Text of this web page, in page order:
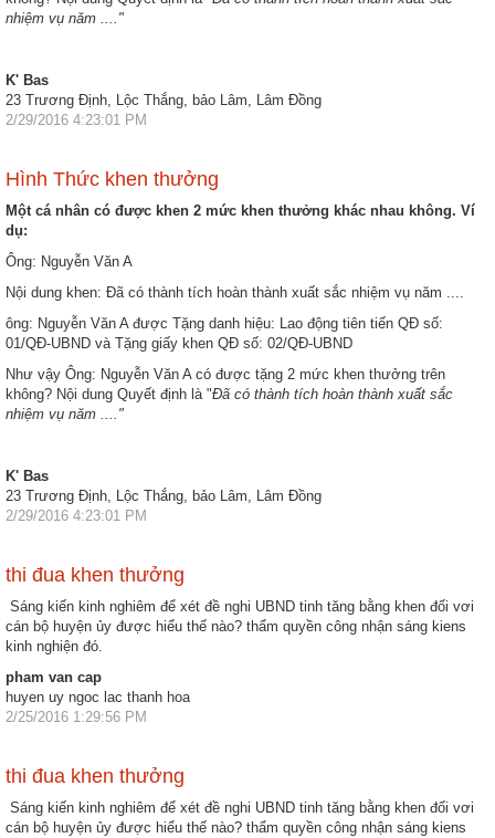
nhiệm vụ năm ...."
K' Bas
23 Trương Định, Lộc Thắng, bảo Lâm, Lâm Đồng
2/29/2016 4:23:01 PM
Hình Thức khen thưởng
Một cá nhân có được khen 2 mức khen thưởng khác nhau không. Ví
dụ:
Ông: Nguyễn Văn A
Nội dung khen: Đã có thành tích hoàn thành xuất sắc nhiệm vụ năm ....
ông: Nguyễn Văn A được Tặng danh hiệu: Lao động tiên tiến QĐ số:
01/QĐ-UBND và Tặng giấy khen QĐ số: 02/QĐ-UBND
Như vậy Ông: Nguyễn Văn A có được tặng 2 mức khen thưởng trên
không? Nội dung Quyết định là "Đã có thành tích hoàn thành xuất sắc
nhiệm vụ năm ...."
K' Bas
23 Trương Định, Lộc Thắng, bảo Lâm, Lâm Đồng
2/29/2016 4:23:01 PM
thi đua khen thưởng
Sáng kiến kinh nghiêm để xét đề nghi UBND tinh tăng bằng khen đối vơi
cán bộ huyện ủy được hiểu thế nào? thẩm quyền công nhận sáng kiens
kinh nghiện đó.
pham van cap
huyen uy ngoc lac thanh hoa
2/25/2016 1:29:56 PM
thi đua khen thưởng
Sáng kiến kinh nghiêm để xét đề nghi UBND tinh tăng bằng khen đối vơi
cán bộ huyện ủy được hiểu thế nào? thẩm quyền công nhận sáng kiens